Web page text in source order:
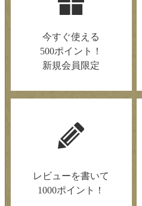
今すぐ使える
500ポイント！
新規会員限定
レビューを書いて
1000ポイント！